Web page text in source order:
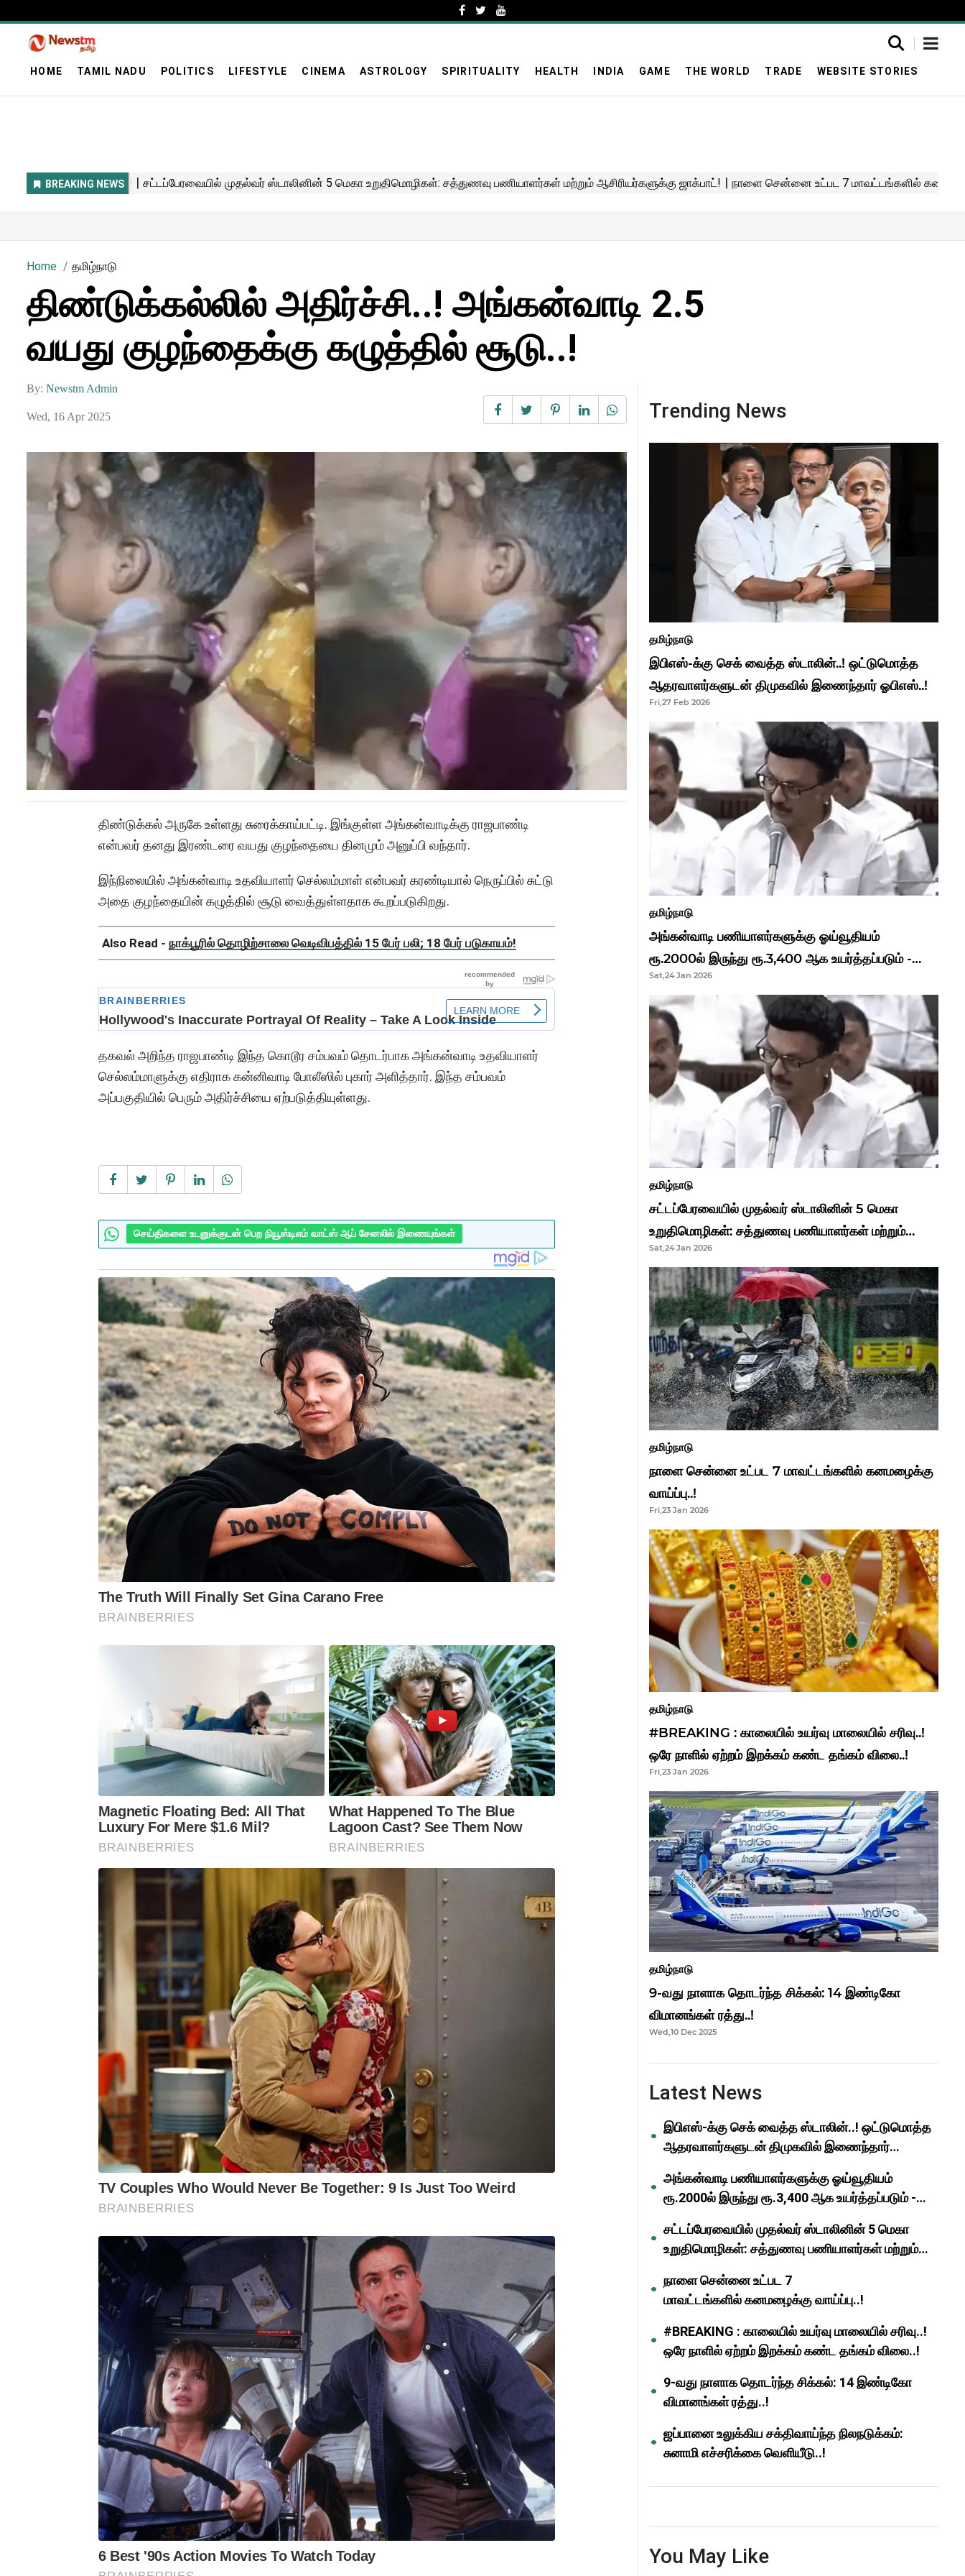
HOME TAMIL NADU POLITICS LIFESTYLE CINEMA ASTROLOGY SPIRITUALITY HEALTH INDIA GAME THE WORLD TRADE WEBSITE STORIES
Home தமிழ்நாடு
திண்டுக்கல்லில் அதிர்ச்சி..! அங்கன்வாடி 2.5
வயது குழந்தைக்கு கழுத்தில் சூடு..!
By: Newstm Admin
Wed, 16 Apr 2025
திண்டுக்கல் அருகே உள்ளது சுரைக்காய்பட்டி. இங்குள்ள அங்கன்வாடிக்கு ராஜபாண்டி
என்பவர் தனது இரண்டரை வயது குழந்தையை தினமும் அனுப்பி வந்தார்.
இந்நிலையில் அங்கன்வாடி உதவியாளர் செல்லம்மாள் என்பவர் கரண்டியால் நெருப்பில் சுட்டு
அதை குழந்தையின் கழுத்தில் சூடு வைத்துள்ளதாக கூறப்படுகிறது.
Also Read - நாக்பூரில் தொழிற்சாலை வெடிவிபத்தில் 15 பேர் பலி; 18 பேர் படுகாயம்!
தகவல் அறிந்த ராஜபாண்டி இந்த கொடூர சம்பவம் தொடர்பாக அங்கன்வாடி உதவியாளர்
செல்லம்மாளுக்கு எதிராக கன்னிவாடி போலீஸில் புகார் அளித்தார். இந்த சம்பவம்
அப்பகுதியில் பெரும் அதிர்ச்சியை ஏற்படுத்தியுள்ளது.
செய்திகளை உடனுக்குடன் பெற நியூஸ்டிஎம் வாட்ஸ் ஆப் சேனலில் இணையுங்கள்
Trending News
தமிழ்நாடு
இபிஎஸ்-க்கு செக் வைத்த ஸ்டாலின்..! ஒட்டுமொத்த
ஆதரவாளர்களுடன் திமுகவில் இணைந்தார் ஓபிஎஸ்..!
Fri,27 Feb 2026
தமிழ்நாடு
அங்கன்வாடி பணியாளர்களுக்கு ஓய்வூதியம்
ரூ.2000ல் இருந்து ரூ.3,400 ஆக உயர்த்தப்படும் -
முதல்வர் மு.க.ஸ்டாலின்..!
Sat,24 Jan 2026
தமிழ்நாடு
சட்டப்பேரவையில் முதல்வர் ஸ்டாலினின் 5 மெகா
உறுதிமொழிகள்: சத்துணவு பணியாளர்கள் மற்றும்
ஆசிரியர்களுக்கு ஜாக்பாட்!
Sat,24 Jan 2026
தமிழ்நாடு
நாளை சென்னை உட்பட 7 மாவட்டங்களில் கனமழைக்கு
வாய்ப்பு..!
Fri,23 Jan 2026
தமிழ்நாடு
#BREAKING : காலையில் உயர்வு மாலையில் சரிவு..!
ஒரே நாளில் ஏற்றம் இறக்கம் கண்ட தங்கம் விலை..!
Fri,23 Jan 2026
தமிழ்நாடு
9-வது நாளாக தொடர்ந்த சிக்கல்: 14 இண்டிகோ
விமானங்கள் ரத்து..!
Wed,10 Dec 2025
Latest News
இபிஎஸ்-க்கு செக் வைத்த ஸ்டாலின்..! ஒட்டுமொத்த
ஆதரவாளர்களுடன் திமுகவில் இணைந்தார்
அங்கன்வாடி பணியாளர்களுக்கு ஓய்வூதியம்
ரூ.2000ல் இருந்து ரூ.3,400 ஆக உயர்த்தப்படும் -
சட்டப்பேரவையில் முதல்வர் ஸ்டாலினின் 5 மெகா
உறுதிமொழிகள்: சத்துணவு பணியாளர்கள் மற்றும்
நாளை சென்னை உட்பட 7
மாவட்டங்களில் கனமழைக்கு வாய்ப்பு..!
#BREAKING : காலையில் உயர்வு மாலையில் சரிவு..!
ஒரே நாளில் ஏற்றம் இறக்கம் கண்ட தங்கம் விலை..!
9-வது நாளாக தொடர்ந்த சிக்கல்: 14 இண்டிகோ
விமானங்கள் ரத்து..!
ஜப்பானை உலுக்கிய சக்திவாய்ந்த நிலநடுக்கம்:
சுனாமி எச்சரிக்கை வெளியீடு..!
You May Like